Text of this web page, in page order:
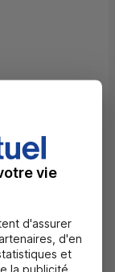
vie
d'assurer
d'en
et
la publicité